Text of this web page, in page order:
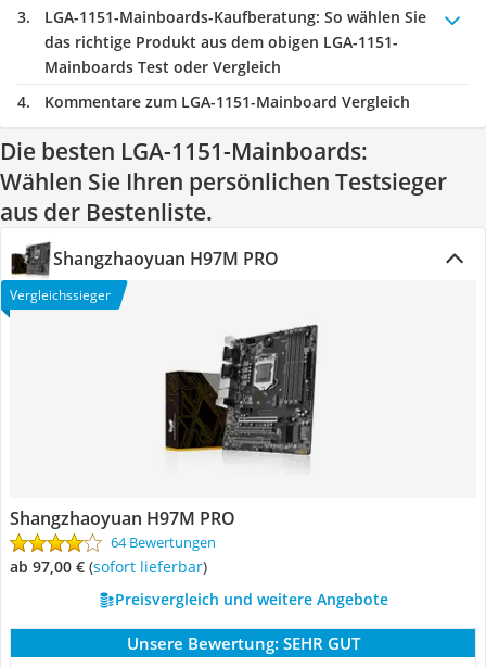
LGA-1151-Mainboards-Kaufberatung: So wählen Sie
das richtige Produkt aus dem obigen LGA-1151-
Mainboards Test oder Vergleich
Kommentare zum LGA-1151-Mainboard Vergleich
Die besten LGA-1151-Mainboards:
Wählen Sie Ihren persönlichen Testsieger
aus der Bestenliste.
Shangzhaoyuan H97M PRO
Vergleichssieger
Shangzhaoyuan H97M PRO
64 Bewertungen
ab 97,00 € ( Sofort lieferbar)
Preisvergleich und weitere Angebote
Unsere Bewertung: SEHR GUT